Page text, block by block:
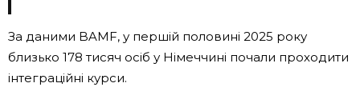
За даними BAMF, у першій половині 2025 року
близько 178 тисяч осіб у Німеччині почали проходити
інтеграційні курси.